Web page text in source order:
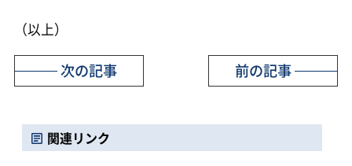
（以上）
前の記事
次の記事
関連リンク